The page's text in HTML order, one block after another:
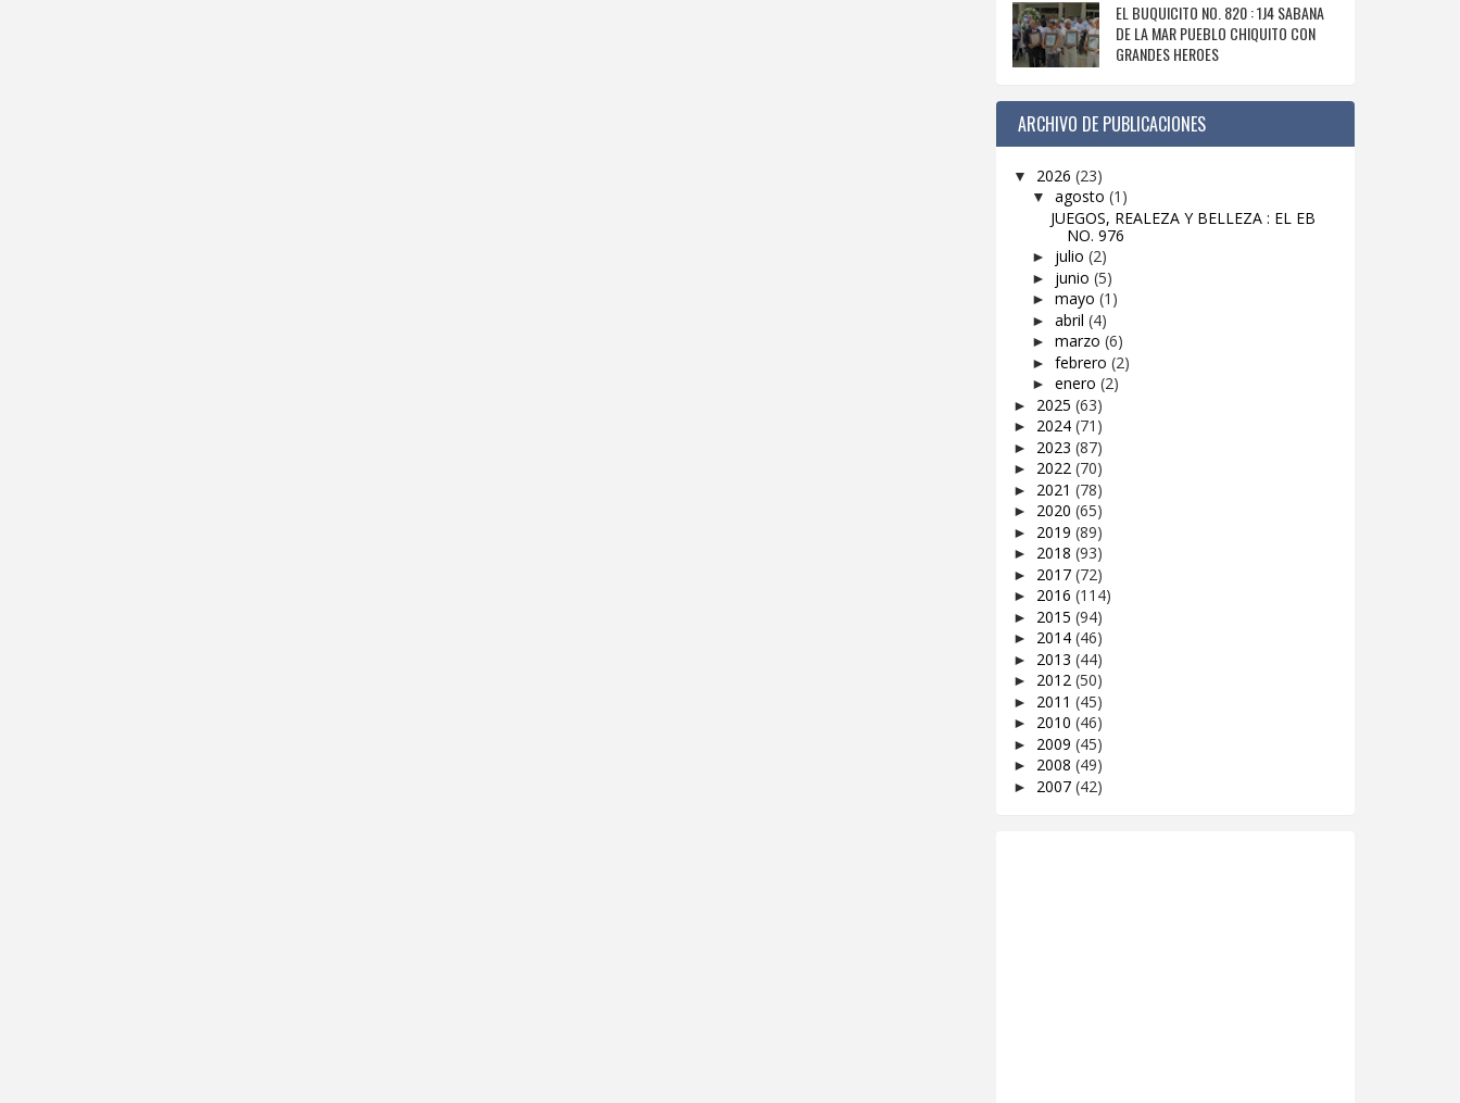
EL BUQUICITO NO. 820 : 1J4 SABANA
DE LA MAR PUEBLO CHIQUITO CON
GRANDES HEROES
ARCHIVO DE PUBLICACIONES
▼ 2026 (23)
▼ agosto (1)
JUEGOS, REALEZA Y BELLEZA : EL EB
NO. 976
► julio (2)
► junio (5)
► mayo (1)
► abril (4)
► marzo (6)
► febrero (2)
► enero (2)
► 2025 (63)
► 2024 (71)
► 2023 (87)
► 2022 (70)
► 2021 (78)
► 2020 (65)
► 2019 (89)
► 2018 (93)
► 2017 (72)
► 2016 (114)
► 2015 (94)
► 2014 (46)
► 2013 (44)
► 2012 (50)
► 2011 (45)
► 2010 (46)
► 2009 (45)
► 2008 (49)
► 2007 (42)